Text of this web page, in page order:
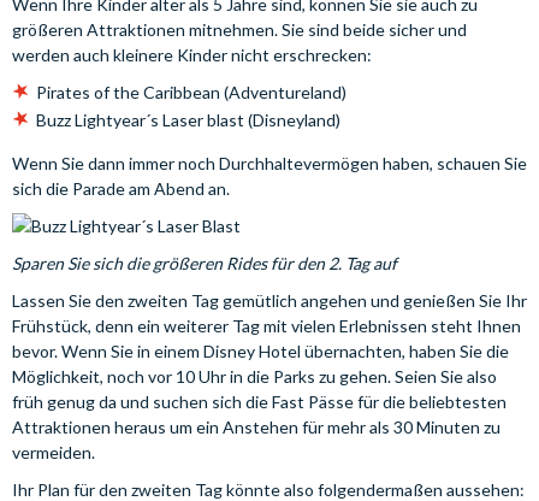
Wenn Ihre Kinder älter als 5 Jahre sind, können Sie sie auch zu
größeren Attraktionen mitnehmen. Sie sind beide sicher und
werden auch kleinere Kinder nicht erschrecken:
Pirates of the Caribbean (Adventureland)
Buzz Lightyear´s Laser blast (Disneyland)
Wenn Sie dann immer noch Durchhaltevermögen haben, schauen Sie
sich die Parade am Abend an.
Sparen Sie sich die größeren Rides für den 2. Tag auf
Lassen Sie den zweiten Tag gemütlich angehen und genießen Sie Ihr
Frühstück, denn ein weiterer Tag mit vielen Erlebnissen steht Ihnen
bevor. Wenn Sie in einem Disney Hotel übernachten, haben Sie die
Möglichkeit, noch vor 10 Uhr in die Parks zu gehen. Seien Sie also
früh genug da und suchen sich die Fast Pässe für die beliebtesten
Attraktionen heraus um ein Anstehen für mehr als 30 Minuten zu
vermeiden.
Ihr Plan für den zweiten Tag könnte also folgendermaßen aussehen: